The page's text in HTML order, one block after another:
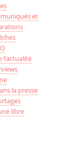
et
l’actualité
la presse
libre